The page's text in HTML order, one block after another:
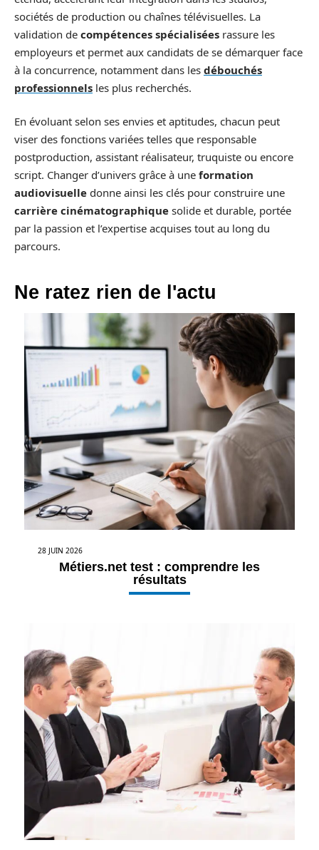
sociétés de production ou chaînes télévisuelles. La
validation de compétences spécialisées rassure les
employeurs et permet aux candidats de se démarquer face
à la concurrence, notamment dans les débouchés
professionnels les plus recherchés.
En évoluant selon ses envies et aptitudes, chacun peut
viser des fonctions variées telles que responsable
postproduction, assistant réalisateur, truquiste ou encore
script. Changer d’univers grâce à une formation
audiovisuelle donne ainsi les clés pour construire une
carrière cinématographique solide et durable, portée
par la passion et l’expertise acquises tout au long du
parcours.
Ne ratez rien de l'actu
28 JUIN 2026
Métiers.net test : comprendre les
résultats